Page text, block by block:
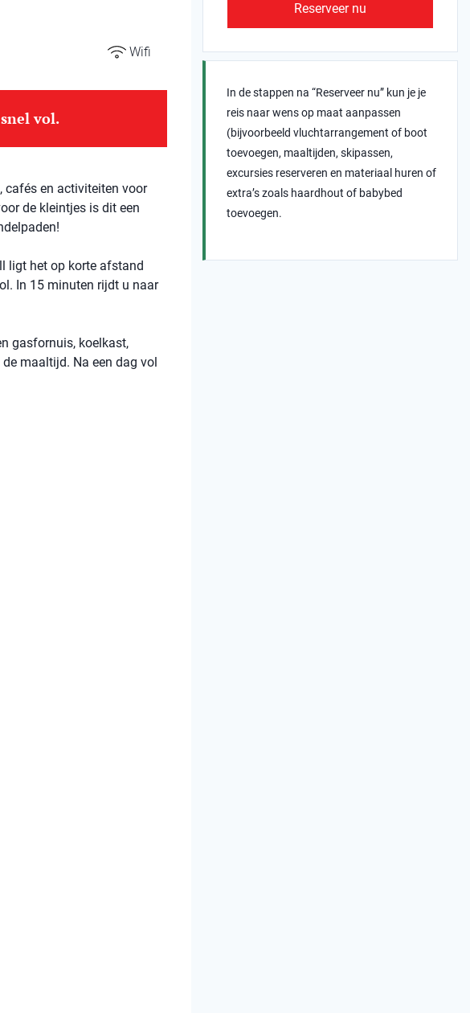
Wifi
vol.
cafés en activiteiten voor
de kleintjes is dit een
ligt het op korte afstand
In 15 minuten rijdt u naar
gasfornuis, koelkast,
maaltijd. Na een dag vol
Reserveer nu
In de stappen na “Reserveer nu” kun je je
reis naar wens op maat aanpassen
(bijvoorbeeld vluchtarrangement of boot
toevoegen, maaltijden, skipassen,
excursies reserveren en materiaal huren of
extra’s zoals haardhout of babybed
toevoegen.